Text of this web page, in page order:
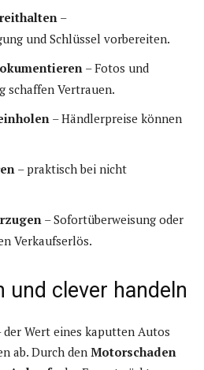
–
und Schlüssel vorbereiten.
– Fotos und
schaffen Vertrauen.
– Händlerpreise können
– praktisch bei nicht
– Sofortüberweisung oder
Verkaufserlös.
und clever handeln
der Wert eines kaputten Autos
ab. Durch den Motorschaden